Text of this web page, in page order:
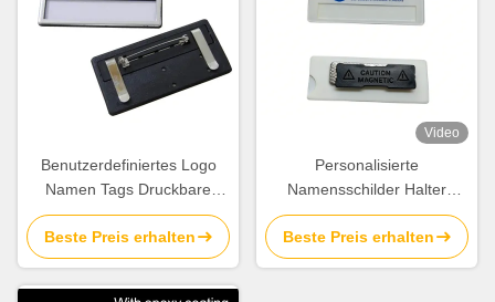
Benutzerdefiniertes Logo
Namen Tags Druckbare
personalisierte
Namensschilder mit
Sicherheitsnadel für
Konferenzen
Beste Preis erhalten
Video
Personalisierte
Namensschilder Halter
Magnetische
Namensschilder Mitarbeiter
Name Abzeichen mit
Beste Preis erhalten